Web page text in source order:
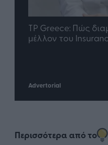
TP Greece: Πώς
μέλλον του
Advertorial
Περισσότερα από το